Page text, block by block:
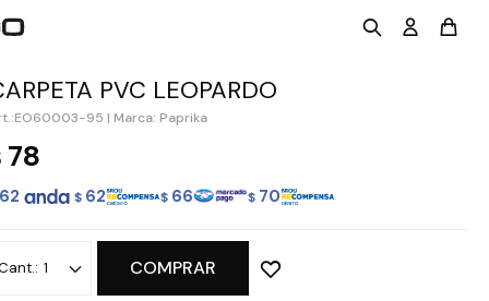
PVC LEOPARDO
EO60003-95 | Marca: Paprika
78
62 $ 62 $ 66 $ 70
1 COMPRAR